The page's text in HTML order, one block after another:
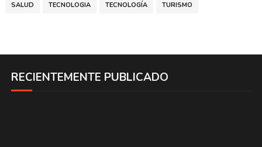
SALUD TECNOLOGIA TECNOLOGÍA TURISMO
RECIENTEMENTE PUBLICADO